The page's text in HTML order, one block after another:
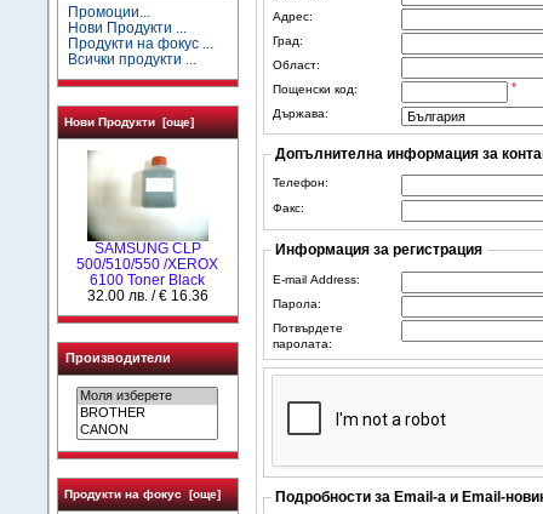
Промоции...
Нови Продукти ...
Продукти на фокус ...
Всички продукти ...
Нови Продукти [още]
SAMSUNG CLP
500/510/550 /XEROX
6100 Toner Black
32.00 лв. / € 16.36
Производители
Продукти на фокус [още]
Адрес:
Град:
Област:
Пощенски код:
*
Държава:
Допълнителна информация за
Телефон:
Факс:
Информация за регистрация
E-mail Address:
Парола:
Потвърдете
паролата:
Подробности за Email-а и Email-